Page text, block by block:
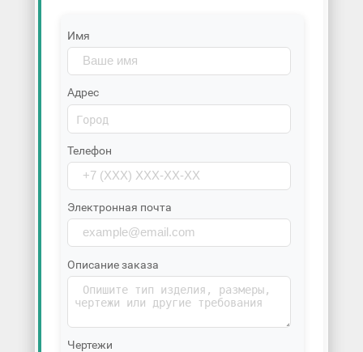
Имя
Адрес
Телефон
Электронная почта
Описание заказа
Чертежи